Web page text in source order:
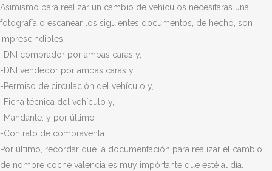
Asimismo para realizar un cambio de vehículos necesitaras una
fotografía o escanear los siguientes documentos, de hecho, son
imprescindibles:
-DNI comprador por ambas caras y,
-DNI vendedor por ambas caras y,
-Permiso de circulación del vehículo y,
-Ficha técnica del vehículo y,
-Mandante. y por último
-Contrato de compraventa
Por último, recordar que la documentación para realizar el cambio
de nombre coche valencia es muy impòrtante que esté al día.